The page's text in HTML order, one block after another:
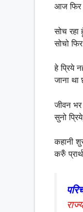
आज फिर
सोच रहा
सोचो
हे प्रिये
जाना था
जीवन
सुनो
कहानी
करुँ